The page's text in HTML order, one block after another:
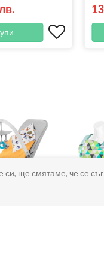
13
си, ще смятаме, че се